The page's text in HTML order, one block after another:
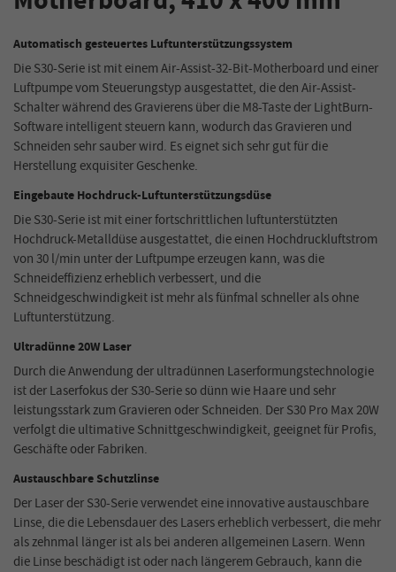
Automatisch gesteuertes Luftunterstützungssystem
Die S30-Serie ist mit einem Air-Assist-32-Bit-Motherboard und einer
Luftpumpe vom Steuerungstyp ausgestattet, die den Air-Assist-
Schalter während des Gravierens über die M8-Taste der LightBurn-
Software intelligent steuern kann, wodurch das Gravieren und
Schneiden sehr sauber wird. Es eignet sich sehr gut für die
Herstellung exquisiter Geschenke.
Eingebaute Hochdruck-Luftunterstützungsdüse
Die S30-Serie ist mit einer fortschrittlichen luftunterstützten
Hochdruck-Metalldüse ausgestattet, die einen Hochdruckluftstrom
von 30 l/min unter der Luftpumpe erzeugen kann, was die
Schneideffizienz erheblich verbessert, und die
Schneidgeschwindigkeit ist mehr als fünfmal schneller als ohne
Luftunterstützung.
Ultradünne 20W Laser
Durch die Anwendung der ultradünnen Laserformungstechnologie
ist der Laserfokus der S30-Serie so dünn wie Haare und sehr
leistungsstark zum Gravieren oder Schneiden. Der S30 Pro Max 20W
verfolgt die ultimative Schnittgeschwindigkeit, geeignet für Profis,
Geschäfte oder Fabriken.
Austauschbare Schutzlinse
Der Laser der S30-Serie verwendet eine innovative austauschbare
Linse, die die Lebensdauer des Lasers erheblich verbessert, die mehr
als zehnmal länger ist als bei anderen allgemeinen Lasern. Wenn
die Linse beschädigt ist oder nach längerem Gebrauch, kann die